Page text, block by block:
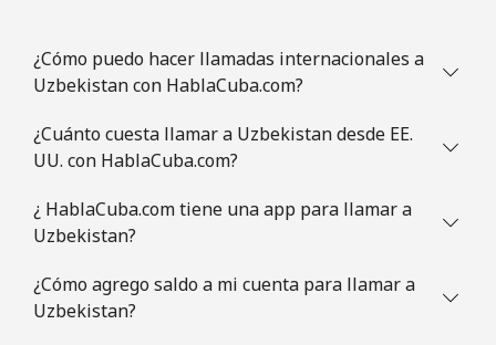
¿Cómo puedo hacer llamadas internacionales a
Uzbekistan con HablaCuba.com?
¿Cuánto cuesta llamar a Uzbekistan desde EE.
UU. con HablaCuba.com?
¿ HablaCuba.com tiene una app para llamar a
Uzbekistan?
¿Cómo agrego saldo a mi cuenta para llamar a
Uzbekistan?